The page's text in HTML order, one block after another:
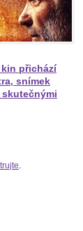
přichází
snímek